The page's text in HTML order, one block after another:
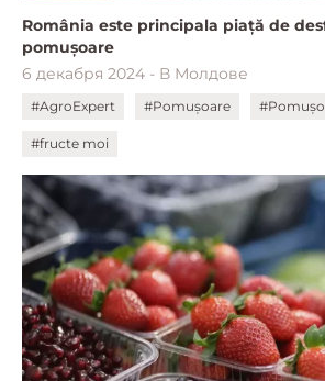
România este principala piață de
pomușoare
6 декабря 2024 - В Молдове
#AgroExpert #Pomușoare
#fructe moi